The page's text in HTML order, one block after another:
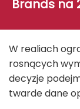
Brands na
W realiach
rosnących
decyzje
twarde dane